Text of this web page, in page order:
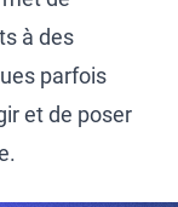
à des
parfois
et de poser